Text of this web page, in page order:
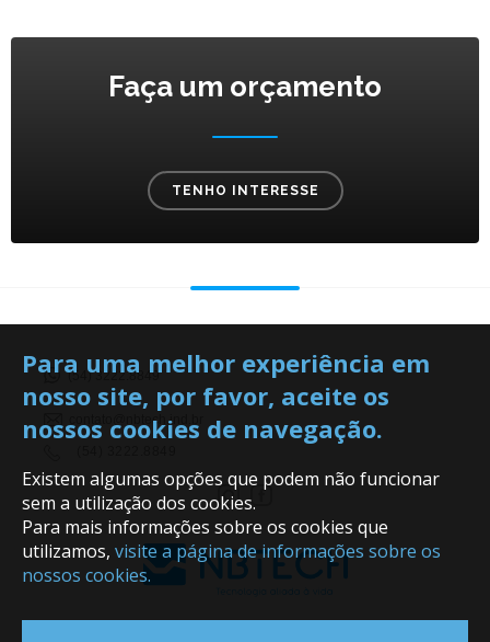
Faça um orçamento
TENHO INTERESSE
(54) 3222.8849
contato@nbtech.ind.br
Para uma melhor experiência em
nosso site, por favor, aceite os
nossos cookies de navegação.
Existem algumas opções que podem não funcionar
sem a utilização dos cookies.
Para mais informações sobre os cookies que
utilizamos, visite a página de informações sobre os
nossos cookies.